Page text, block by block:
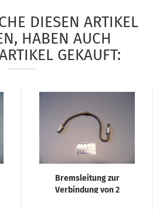
DIESEN ARTIKEL
HABEN AUCH
GEKAUFT:
Bremsleitung zur
Verbindung von 2